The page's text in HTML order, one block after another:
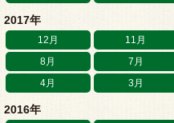
2017年
12月 11月
8月
7月
4月
3月
2016年